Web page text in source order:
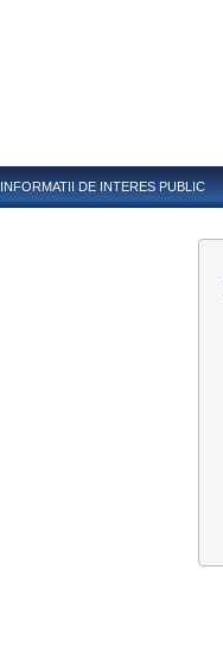
INFORMATII DE INTERES PUBLIC